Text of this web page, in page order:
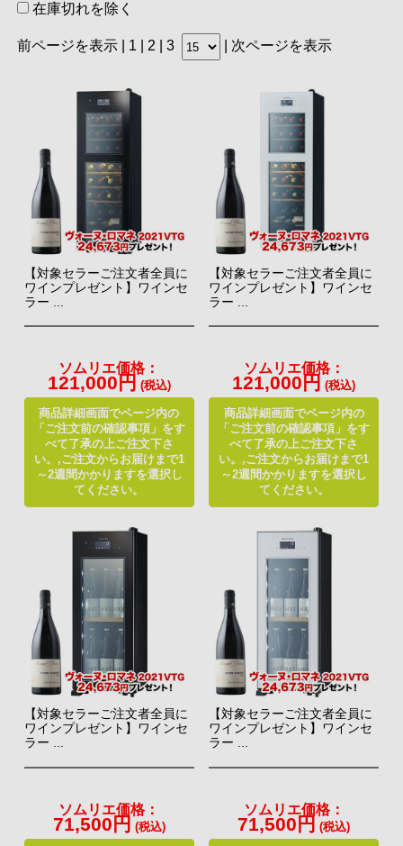
在庫切れを除く
前ページを表示| 1| 2 | 3 次ページを表示
【対象セラーご注文者全員に
ワインプレゼント】ワインセ
ラー ...
ソムリエ価格：
121,000円 (税込)
商品詳細画面でページ内の
「ご注文前の確認事項」をす
べて了承の上ご注文下さ
い。,ご注文からお届けまで1
～2週間かかりますを選択し
てください。
【対象セラーご注文者全員に
ワインプレゼント】ワインセ
ラー ...
ソムリエ価格：
121,000円 (税込)
商品詳細画面でページ内の
「ご注文前の確認事項」をす
べて了承の上ご注文下さ
い。,ご注文からお届けまで1
～2週間かかりますを選択し
てください。
【対象セラーご注文者全員に
ワインプレゼント】ワインセ
ラー ...
ソムリエ価格：
71,500円 (税込)
【対象セラーご注文者全員に
ワインプレゼント】ワインセ
ラー ...
ソムリエ価格：
71,500円 (税込)